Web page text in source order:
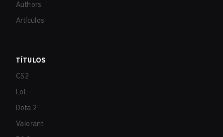
Authors
Artículos
TÍTULOS
CS2
LoL
Dota 2
Valorant